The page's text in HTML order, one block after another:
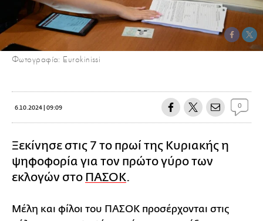
Φωτογραφία: Eurokinissi
6.10.2024 | 09:09 0
Ξεκίνησε στις 7 το πρωί της Κυριακής η
ψηφοφορία για τον πρώτο γύρο των
εκλογών στο ΠΑΣΟΚ.
Μέλη και φίλοι του ΠΑΣΟΚ προσέρχονται στις